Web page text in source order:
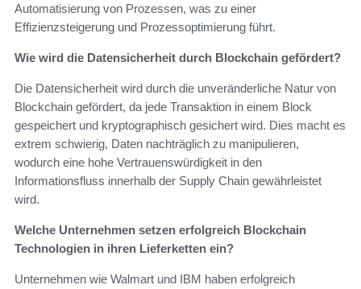
Automatisierung von Prozessen, was zu einer
Effizienzsteigerung und Prozessoptimierung führt.
Wie wird die Datensicherheit durch Blockchain gefördert?
Die Datensicherheit wird durch die unveränderliche Natur von
Blockchain gefördert, da jede Transaktion in einem Block
gespeichert und kryptographisch gesichert wird. Dies macht es
extrem schwierig, Daten nachträglich zu manipulieren,
wodurch eine hohe Vertrauenswürdigkeit in den
Informationsfluss innerhalb der Supply Chain gewährleistet
wird.
Welche Unternehmen setzen erfolgreich Blockchain
Technologien in ihren Lieferketten ein?
Unternehmen wie Walmart und IBM haben erfolgreich